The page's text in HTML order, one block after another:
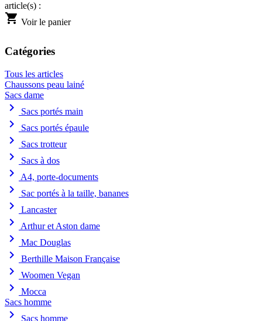
article(s) :
shopping_cart Voir le panier
Catégories
Tous les articles
Chaussons peau lainé
Sacs dame
chevron_right Sacs portés main
chevron_right Sacs portés épaule
chevron_right Sacs trotteur
chevron_right Sacs à dos
chevron_right A4, porte-documents
chevron_right Sac portés à la taille, bananes
chevron_right Lancaster
chevron_right Arthur et Aston dame
chevron_right Mac Douglas
chevron_right Berthille Maison Française
chevron_right Woomen Vegan
chevron_right
Mocca
Sacs homme
chevron_right Sacs homme